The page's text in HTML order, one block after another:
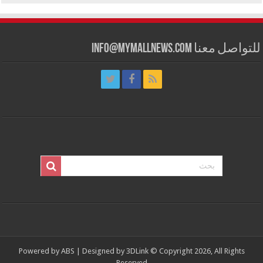
للتواصل معنا info@mymallnews.com
Powered by ABS | Designed by 3DLink© Copyright 2026, All Rights